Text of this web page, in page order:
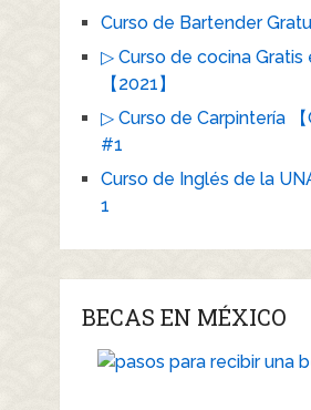
Curso de Bartender
▷ Curso de cocina Gratis
【2021】
▷ Curso de Carpintería 【
#1
Curso de Inglés de la
1
BECAS EN MÉXICO